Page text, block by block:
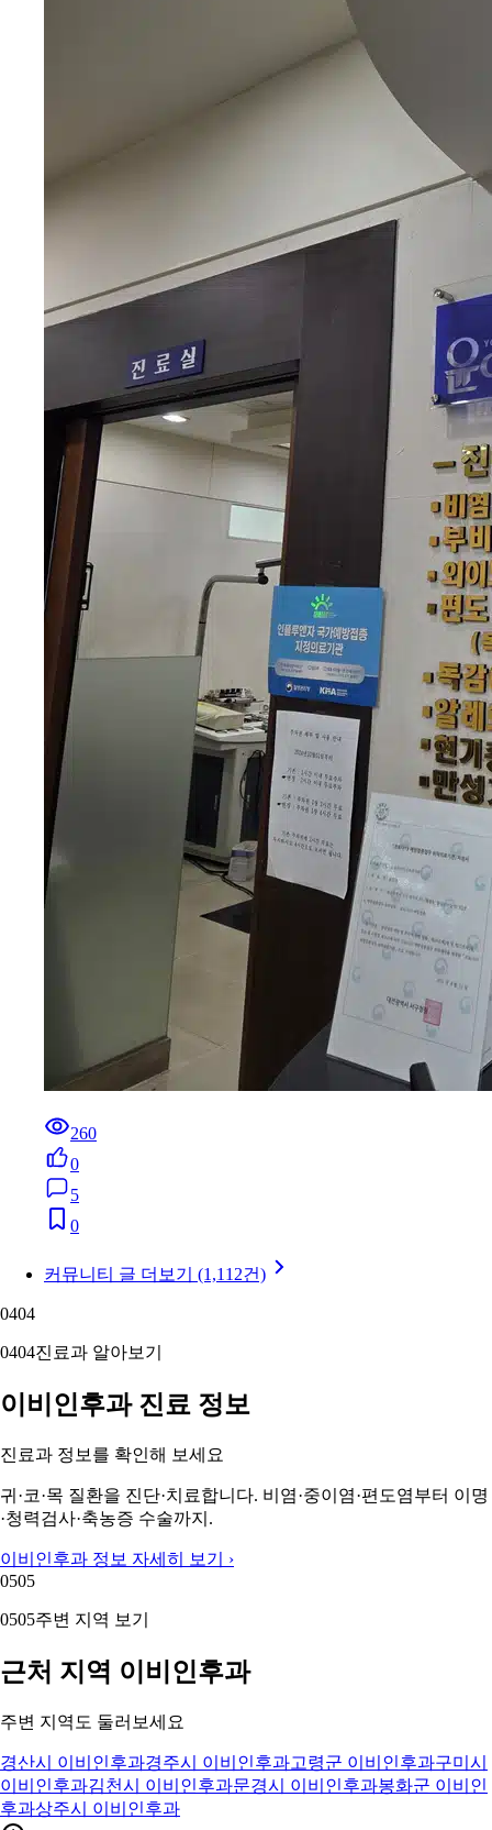
260
0
5
0
커뮤니티 글 더보기 (1,112건)
0404
0404진료과 알아보기
이비인후과 진료 정보
진료과 정보를 확인해 보세요
귀·코·목 질환을 진단·치료합니다. 비염·중이염·편도염부터 이명
·청력검사·축농증 수술까지.
이비인후과 정보 자세히 보기 ›
0505
0505주변 지역 보기
근처 지역 이비인후과
주변 지역도 둘러보세요
경산시 이비인후과경주시 이비인후과고령군 이비인후과구미시
이비인후과김천시 이비인후과문경시 이비인후과봉화군 이비인
후과상주시 이비인후과